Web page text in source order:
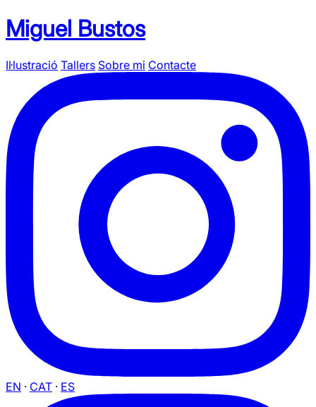
Miguel Bustos
Il·lustració Tallers Sobre mi Contacte
EN · CAT · ES